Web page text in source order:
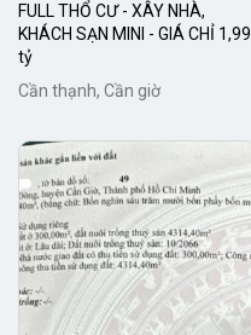
FULL THỔ CƯ - XÂY NHÀ,
KHÁCH SẠN MINI - GIÁ CHỈ 1,99
tỷ
Cần thạnh, Cần giờ